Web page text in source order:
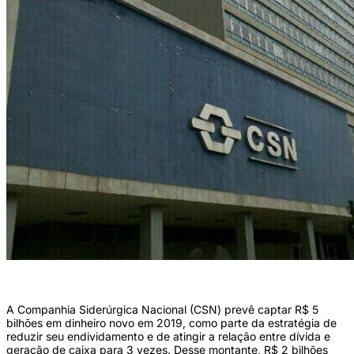
A Companhia Siderúrgica Nacional (CSN) prevê captar R$ 5
bilhões em dinheiro novo em 2019, como parte da estratégia de
reduzir seu endividamento e de atingir a relação entre dívida e
geração de caixa para 3 vezes. Desse montante, R$ 2 bilhões